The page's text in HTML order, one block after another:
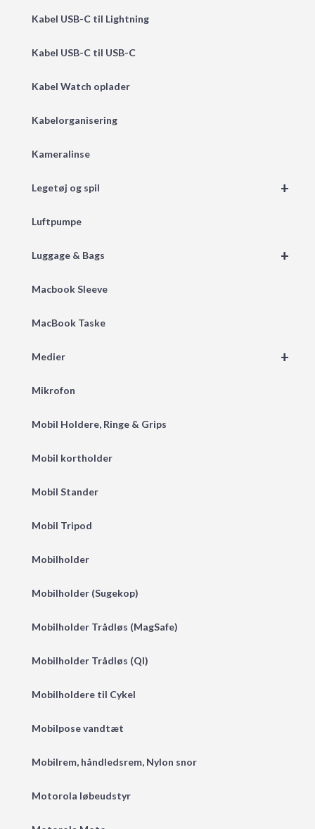
Kabel USB-C til Lightning
Kabel USB-C til USB-C
Kabel Watch oplader
Kabelorganisering
Kameralinse
+
Legetøj og spil
Luftpumpe
+
Luggage & Bags
Macbook Sleeve
MacBook Taske
+
Medier
Mikrofon
Mobil Holdere, Ringe & Grips
Mobil kortholder
Mobil Stander
Mobil Tripod
Mobilholder
Mobilholder (Sugekop)
Mobilholder Trådløs (MagSafe)
Mobilholder Trådløs (QI)
Mobilholdere til Cykel
Mobilpose vandtæt
Mobilrem, håndledsrem, Nylon snor
Motorola løbeudstyr